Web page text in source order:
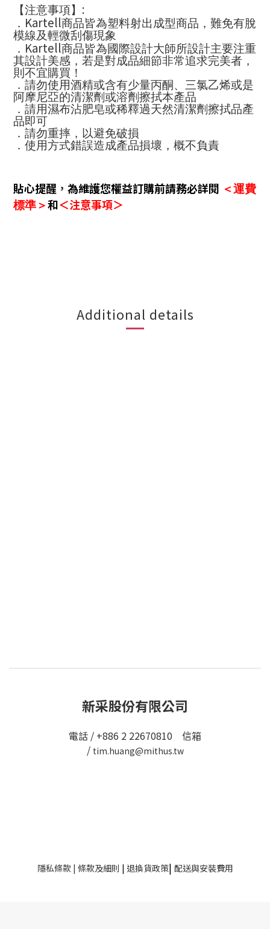
【注意事項】 :
． Kartell商品皆為塑料射出成型商品，難免有脫
模線及輕微刮傷現象
． Kartell商品皆為國際設計大師所設計主要注重
其設計美感，若是對成品細節非常追求完美者，
則不宜購買！
．請勿使用酒精或含有少量丙酮、三氯乙烯或是
阿摩尼亞的清潔劑或溶劑擦拭本產品
．請用濕布沾肥皂或稀釋過天然清潔劑擦拭品產
品即可
．請勿重摔，以避免破損
．使用方式錯誤造成產品損壞，概不負責
貼心提醒 ， 為維護您權益訂購前請務必詳閱 ＜運費
標準＞和＜注意事項＞
Additional details
新采股份有限公司
電話 / +886 2 22670810 信箱
/ tim.huang@mithus.tw
隱私條款| 條款及細則 | 退換貨政策| 配送與安裝費用